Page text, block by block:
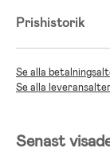
Prishistorik
Se alla
Se alla
Senast